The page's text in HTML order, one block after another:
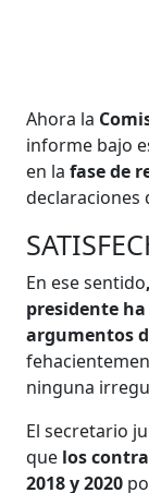
Ahora la
informe bajo
en la fase de
declaraciones
En ese sentido
presidente
argumentos
ninguna
El secretario
que los
2018 y 2020